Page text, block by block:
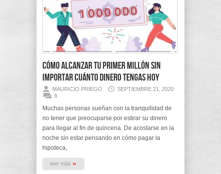
Cómo alcanzar tu primer millón sin
importar cuánto dinero tengas hoy
MAURICIO PRIEGO
SEPTIEMBRE 21, 2020
8
Muchas personas sueñan con la tranquilidad de
no tener que preocuparse por estirar su dinero
para llegar al fin de quincena. De acostarse en la
noche sin estar pensando en cómo pagar la
hipoteca,
leer más »